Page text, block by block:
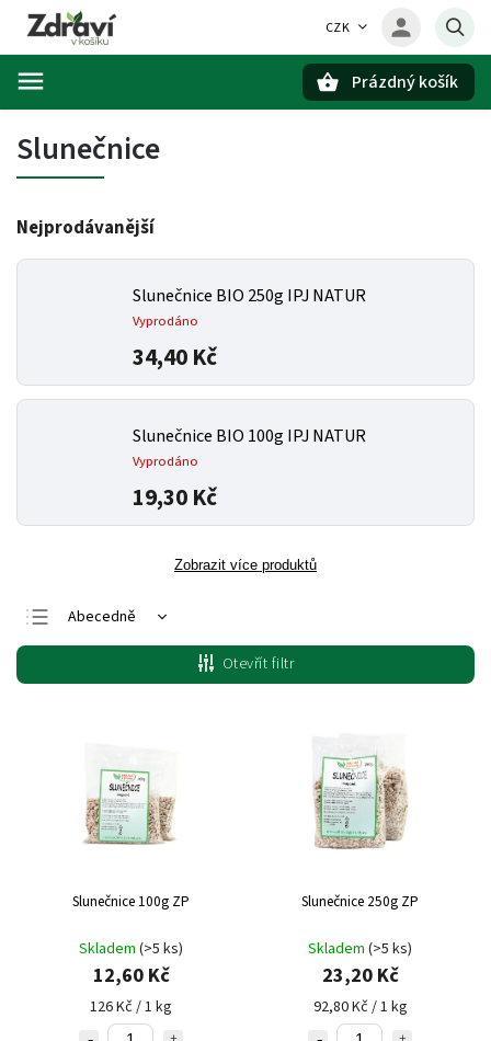
CZK
Prázdný košík
Slunečnice
Nejprodávanější
Slunečnice BIO 250g IPJ NATUR
Vyprodáno
34,40 Kč
Slunečnice BIO 100g IPJ NATUR
Vyprodáno
19,30 Kč
Zobrazit více produktů
Abecedně
Nejlevnější
Nejdražší
Otevřít filtr
Slunečnice 100g ZP
Skladem (>5 ks)
12,60 Kč
126 Kč / 1 kg
Slunečnice 250g ZP
Skladem (>5 ks)
23,20 Kč
92,80 Kč / 1 kg